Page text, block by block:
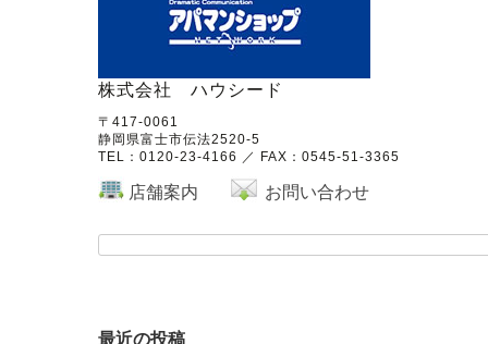
株式会社 ハウシード
〒417-0061
静岡県富士市伝法2520-5
TEL： 0120-23-4166 ／ FAX：0545-51-3365
店舗案内 お問い合わせ
最近の投稿